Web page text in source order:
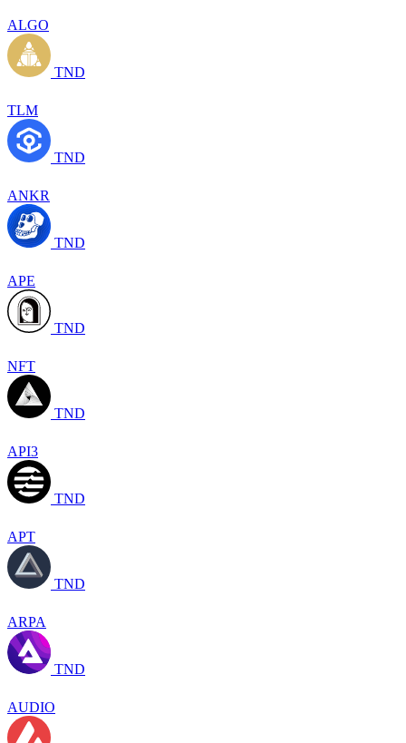
ALGO
TND
TLM
TND
ANKR
TND
APE
TND
NFT
TND
API3
TND
APT
TND
ARPA
TND
AUDIO